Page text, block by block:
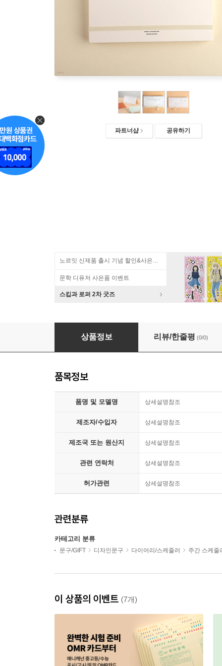
파트너샵 공유하기
노르잇 신제품 출시 기념 할인&사은품 증정!
문학 디퓨저 사은품 이벤트
스킵과 로퍼 2차 굿즈
애니캐넌 위클리 플래너 스케줄러 투두리스트
상품정보 리뷰/한줄평 (0/0)
품목정보
품명 및 모델명 상세설명참조
제조자/수입자 상세설명참조
제조국 또는 원산지 상세설명참조
관련 연락처 상세설명참조
허가관련 상세설명참조
관련분류
카테고리 분류
문구/GIFT 디자인문구 다이어리/스케줄러 주간 스케줄
이 상품의 이벤트 (7개)